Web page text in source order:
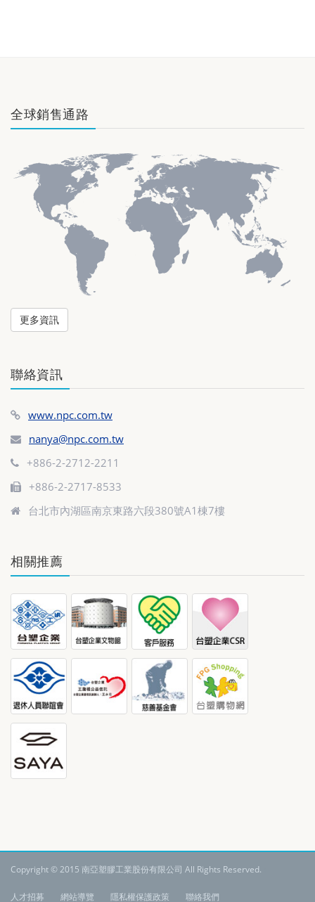
全球銷售通路
更多資訊
聯絡資訊
www.npc.com.tw
nanya@npc.com.tw
+886-2-2712-2211
+886-2-2717-8533
台北市內湖區南京東路六段380號A1棟7樓
相關推薦
Copyright © 2015 南亞塑膠工業股份有限公司 All Rights Reserved.
人才招募 網站導覽 隱私權保護政策 聯絡我們